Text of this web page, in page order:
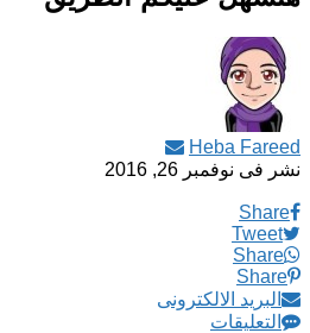
Heba Fareed
نشر فى نوفمبر 26, 2016
Share
Tweet
Share
Share
البريد الالكترونى
التعليقات